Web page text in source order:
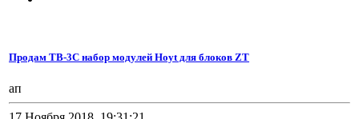
Продам TB-3C набор модулей Hoyt для блоков ZT
ап